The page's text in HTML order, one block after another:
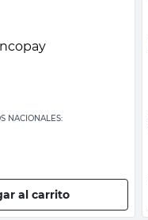
NACIONALES:
al carrito